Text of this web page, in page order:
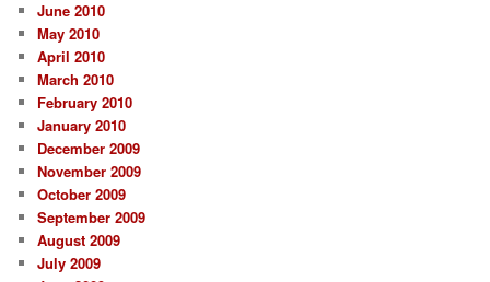
June 2010
May 2010
April 2010
March 2010
February 2010
January 2010
December 2009
November 2009
October 2009
September 2009
August 2009
July 2009